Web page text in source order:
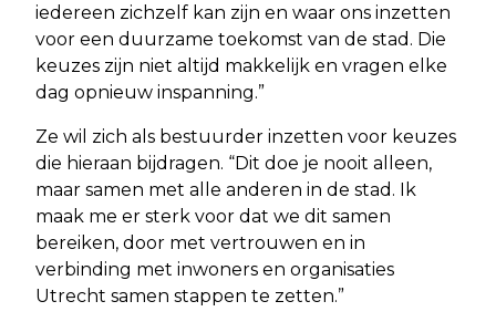
iedereen zichzelf kan zijn en waar ons inzetten
voor een duurzame toekomst van de stad. Die
keuzes zijn niet altijd makkelijk en vragen elke
dag opnieuw inspanning.”
Ze wil zich als bestuurder inzetten voor keuzes
die hieraan bijdragen. “Dit doe je nooit alleen,
maar samen met alle anderen in de stad. Ik
maak me er sterk voor dat we dit samen
bereiken, door met vertrouwen en in
verbinding met inwoners en organisaties
Utrecht samen stappen te zetten.”